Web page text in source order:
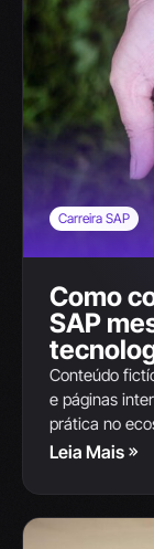
Carreira SAP
Como
SAP
Conteúdo
e páginas
prática no
Leia Mais